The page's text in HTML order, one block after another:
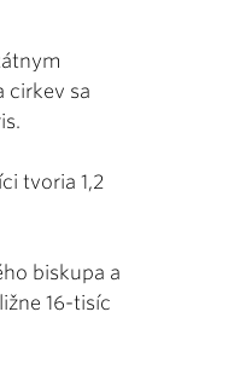
cirkev sa
tvoria 1,2
biskupa a
16-tisíc